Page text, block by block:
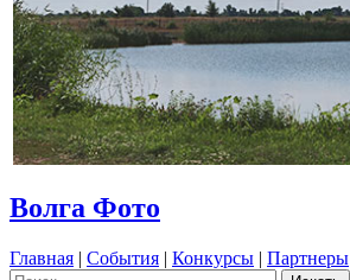
Волга Фото
Главная | События | Конкурсы | Партнеры